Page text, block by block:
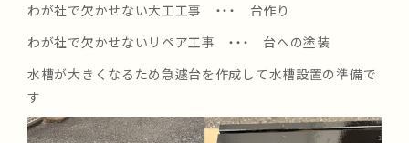
わが社で欠かせない大工工事 ・・・ 台作り
わが社で欠かせないリペア工事 ・・・ 台への塗装
水槽が大きくなるため急遽台を作成して水槽設置の準備で
す